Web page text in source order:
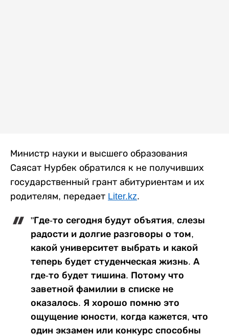
Министр науки и высшего образования
Саясат Нурбек обратился к не получивших
государственный грант абитуриентам и их
родителям, передает Liter.kz.
"Где-то сегодня будут объятия, слезы
радости и долгие разговоры о том,
какой университет выбрать и какой
теперь будет студенческая жизнь. А
где-то будет тишина. Потому что
заветной фамилии в списке не
оказалось. Я хорошо помню это
ощущение юности, когда кажется, что
один экзамен или конкурс способны